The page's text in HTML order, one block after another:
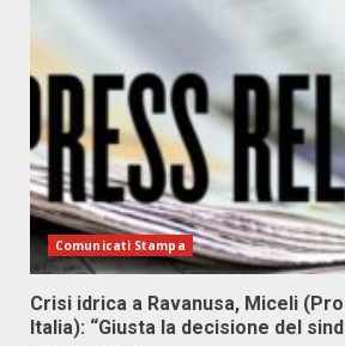
Comunicati Stampa
Crisi idrica a Ravanusa, Miceli
Italia): “Giusta la decisione del